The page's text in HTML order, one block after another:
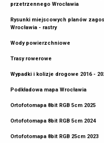
przetrzennego Wrocławia
Rysunki miejscowych planów
Wrocławia - rastry
Wody powierzchniowe
Trasy rowerowe
Wypadki i kolizje drogowe 2016 -
Podkładowa mapa Wrocławia
Ortofotomapa 8bit RGB 5cm 2025
Ortofotomapa 8bit RGB 5cm 2024
Ortofotomapa 8bit RGB 25cm 2023